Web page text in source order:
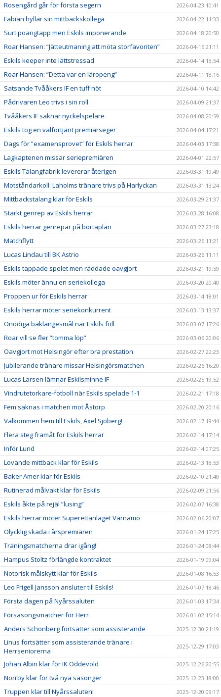
Rosengård går för första segern 2026-04-23 10:41
Fabian hyllar sin mittbackskollega 2026-04-22 11:33
Surt poängtapp men Eskils imponerande 2026-04-18 20:50
Roar Hansen: ”Jätteutmaning att möta storfavoriten” 2026-04-16 21:11
Eskils keeper inte lättstressad 2026-04-14 13:54
Roar Hansen: ”Detta var en läropeng” 2026-04-11 18:16
Satsande Tvååkers IF en tuff nöt 2026-04-10 14:42
Pådrivaren Leo trivs i sin roll 2026-04-09 21:37
Tvååkers IF saknar nyckelspelare 2026-04-08 20:59
Eskils tog en välförtjänt premiärseger 2026-04-04 17:21
Dags för ”examensprovet” för Eskils herrar 2026-04-03 17:38
Lagkaptenen missar seriepremiären 2026-04-01 22:57
Eskils Talangfabrik levererar återigen 2026-03-31 19:49
Motståndarkoll: Laholms tränare trivs på Harlyckan 2026-03-31 13:24
Mittbackstalang klar för Eskils 2026-03-29 21:37
Starkt genrep av Eskils herrar 2026-03-28 16:08
Eskils herrar genrepar på bortaplan 2026-03-27 23:18
Matchflytt 2026-03-26 11:21
Lucas Lindau till BK Astrio 2026-03-26 11:11
Eskils tappade spelet men räddade oavgjort 2026-03-21 19:59
Eskils möter ännu en seriekollega 2026-03-20 20:40
Proppen ur för Eskils herrar 2026-03-14 18:01
Eskils herrar möter seriekonkurrent 2026-03-13 13:37
Onödiga baklängesmål när Eskils föll 2026-03-07 17:26
Roar vill se fler ”tomma löp” 2026-03-06 20:06
Oavgjort mot Helsingör efter bra prestation 2026-02-27 22:23
Jubilerande tränare missar Helsingörsmatchen 2026-02-26 16:20
Lucas Larsen lämnar Eskilsminne IF 2026-02-25 19:52
Vindrutetorkare-fotboll när Eskils spelade 1-1 2026-02-21 17:18
Fem saknas i matchen mot Åstorp 2026-02-20 20:16
Välkommen hem till Eskils, Axel Sjöberg! 2026-02-17 19:44
Flera steg framåt för Eskils herrar 2026-02-14 17:14
Inför Lund 2026-02-14 07:25
Lovande mittback klar för Eskils 2026-02-13 18:53
Baker Amer klar för Eskils 2026-02-10 21:40
Rutinerad målvakt klar för Eskils 2026-02-09 21:56
Eskils åkte på rejäl ”lusing” 2026-02-07 16:38
Eskils herrar möter Superettanlaget Värnamo 2026-02-06 20:07
Olycklig skada i årspremiären 2026-01-24 17:25
Träningsmatcherna drar igång! 2026-01-24 08:44
Hampus Stoltz förlängde kontraktet 2026-01-19 09:04
Notorisk målskytt klar för Eskils 2026-01-08 16:53
Leo Frigell Jansson ansluter till Eskils! 2026-01-07 18:46
Första dagen på Nyårssaluten 2026-01-03 17:34
Försäsongsmatcher för Herr 2026-01-02 15:14
Anders Schönberg fortsätter som assisterande 2025-12-30 21:19
Linus fortsätter som assisterande tränare i
Herrseniorerna
2025-12-29 17:03
Johan Albin klar för IK Oddevold 2025-12-26 20:55
Norrby klar för två nya säsonger 2025-12-23 18:00
Truppen klar till Nyårssaluten! 2025-12-20 09:17